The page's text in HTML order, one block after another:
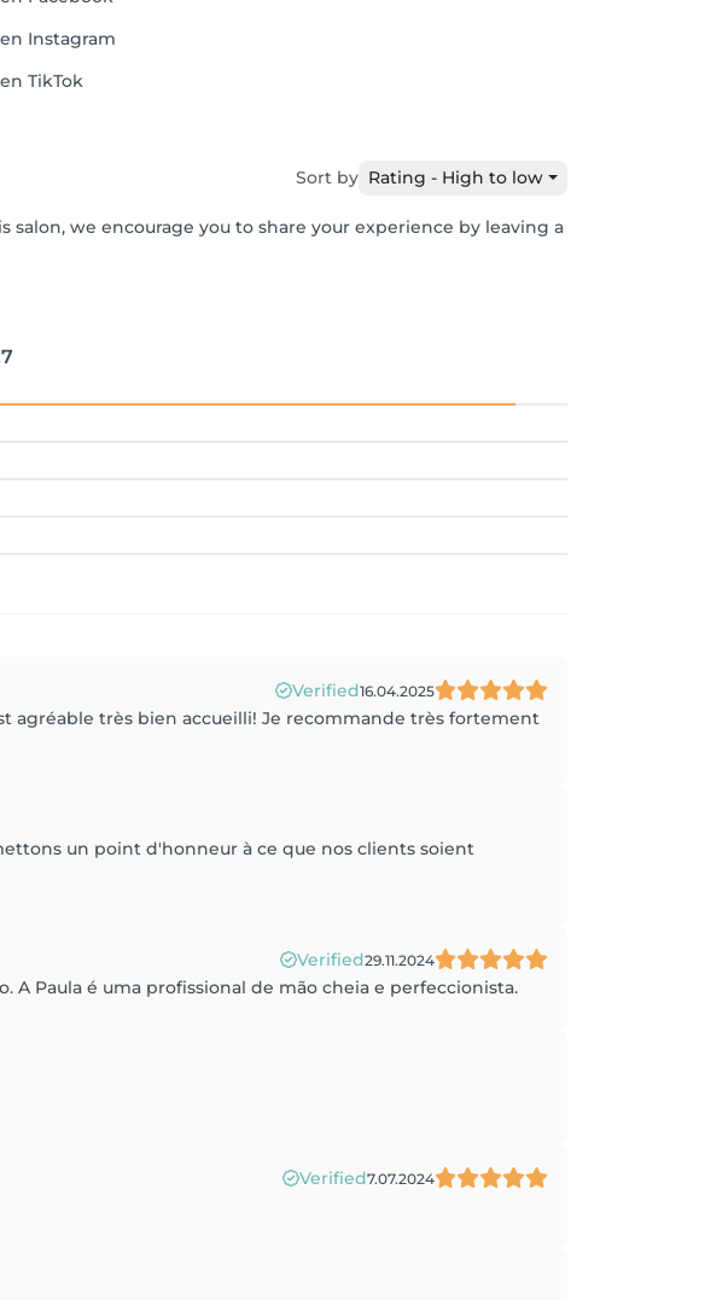
Instagram
TikTok
Sort by Rating - High to low
we encourage you to share your experience by leaving a
Verified16.04.2025
agréable très bien accueilli! Je recommande très fortement
un point d'honneur à ce que nos clients soient
Verified29.11.2024
A Paula é uma profissional de mão cheia e perfeccionista.
Verified7.07.2024